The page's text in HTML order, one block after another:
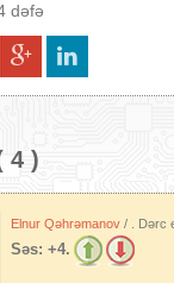
dəfə
4 )
Elnur Qəhrəmanov / . Dərc
Səs: +4.